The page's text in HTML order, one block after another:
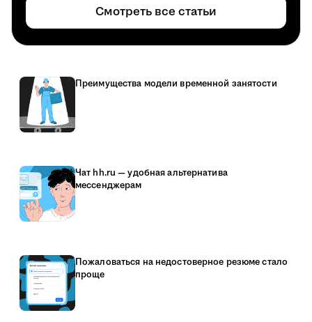
Смотреть все статьи
Преимущества модели временной занятости
Чат hh.ru — удобная альтернатива
мессенджерам
Пожаловаться на недостоверное резюме стало
проще